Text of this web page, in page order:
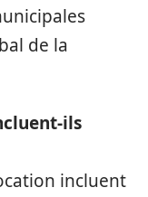
de la
ils
incluent